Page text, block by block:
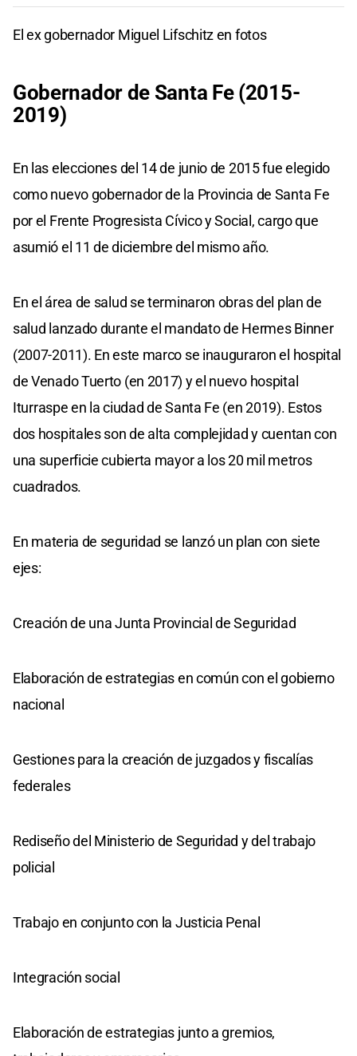
El ex gobernador Miguel Lifschitz en fotos
Gobernador de Santa Fe (2015-
2019)
En las elecciones del 14 de junio de 2015 fue elegido
como nuevo gobernador de la Provincia de Santa Fe
por el Frente Progresista Cívico y Social, cargo que
asumió el 11 de diciembre del mismo año.
En el área de salud se terminaron obras del plan de
salud lanzado durante el mandato de Hermes Binner
(2007-2011). En este marco se inauguraron el hospital
de Venado Tuerto (en 2017) y el nuevo hospital
Iturraspe en la ciudad de Santa Fe (en 2019). Estos
dos hospitales son de alta complejidad y cuentan con
una superficie cubierta mayor a los 20 mil metros
cuadrados.
En materia de seguridad se lanzó un plan con siete
ejes:
Creación de una Junta Provincial de Seguridad
Elaboración de estrategias en común con el gobierno
nacional
Gestiones para la creación de juzgados y fiscalías
federales
Rediseño del Ministerio de Seguridad y del trabajo
policial
Trabajo en conjunto con la Justicia Penal
Integración social
Elaboración de estrategias junto a gremios,